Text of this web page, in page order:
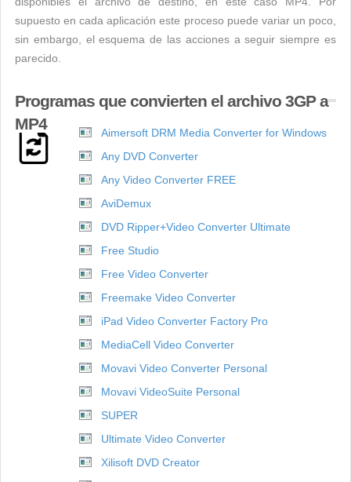
supuesto en cada aplicación este proceso puede variar un poco,
sin embargo, el esquema de las acciones a seguir siempre es
parecido.
Programas que convierten el archivo 3GP a
MP4
Aimersoft DRM Media Converter for Windows
Any DVD Converter
Any Video Converter FREE
AviDemux
DVD Ripper+Video Converter Ultimate
Free Studio
Free Video Converter
Freemake Video Converter
iPad Video Converter Factory Pro
MediaCell Video Converter
Movavi Video Converter Personal
Movavi VideoSuite Personal
SUPER
Ultimate Video Converter
Xilisoft DVD Creator